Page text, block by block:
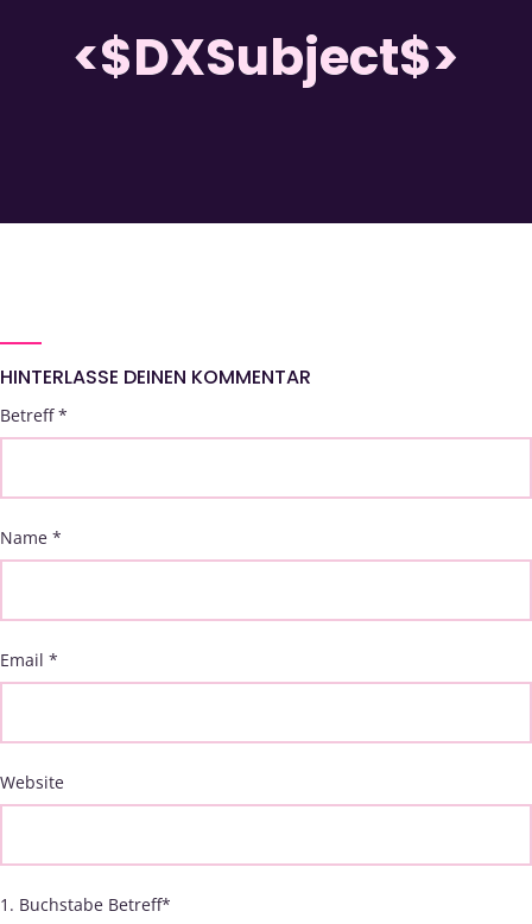
<$DXSubject$>
HINTERLASSE DEINEN KOMMENTAR
Betreff*
Name *
Email *
Website
1. Buchstabe Betreff*